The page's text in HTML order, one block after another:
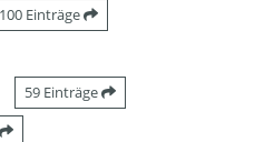
100 Einträge
59 Einträge